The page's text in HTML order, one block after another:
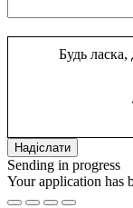
Будь
Sending in progress
Your application has